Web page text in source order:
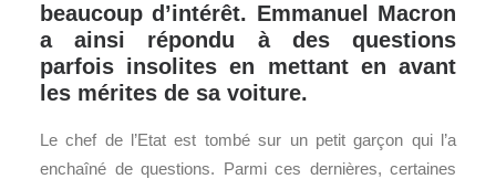
beaucoup d’intérêt. Emmanuel Macron
a ainsi répondu à des questions
parfois insolites en mettant en avant
les mérites de sa voiture.
Le chef de l’Etat est tombé sur un petit garçon qui l’a
enchaîné de questions. Parmi ces dernières, certaines